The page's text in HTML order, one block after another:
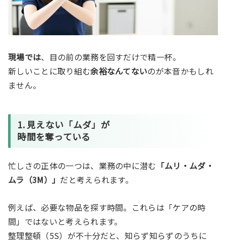
現場では、目の前の業務を回すだけで精一杯。
新しいことに取り組む余裕なんてないのが本音かもしれ
ません。
1. 見えない「ムダ」が
時間を奪っている
忙しさの正体の一つは、業務の中に潜む 「ムリ・ムダ・
ムラ（3M）」 だと考えられます。
例えば、必要な物品を探す時間。これらは「ケアの時
間」ではないと考えられます。
整理整頓（5S）が不十分だと、知らず知らずのうちに